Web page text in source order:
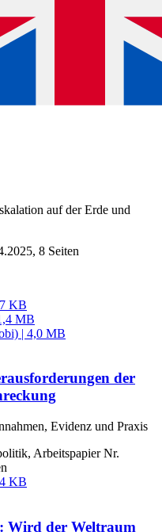
auf der Erde und
8 Seiten
KB
MB
| 4,0 MB
der
Evidenz und Praxis
Arbeitspapier Nr.
KB
Wird der Weltraum